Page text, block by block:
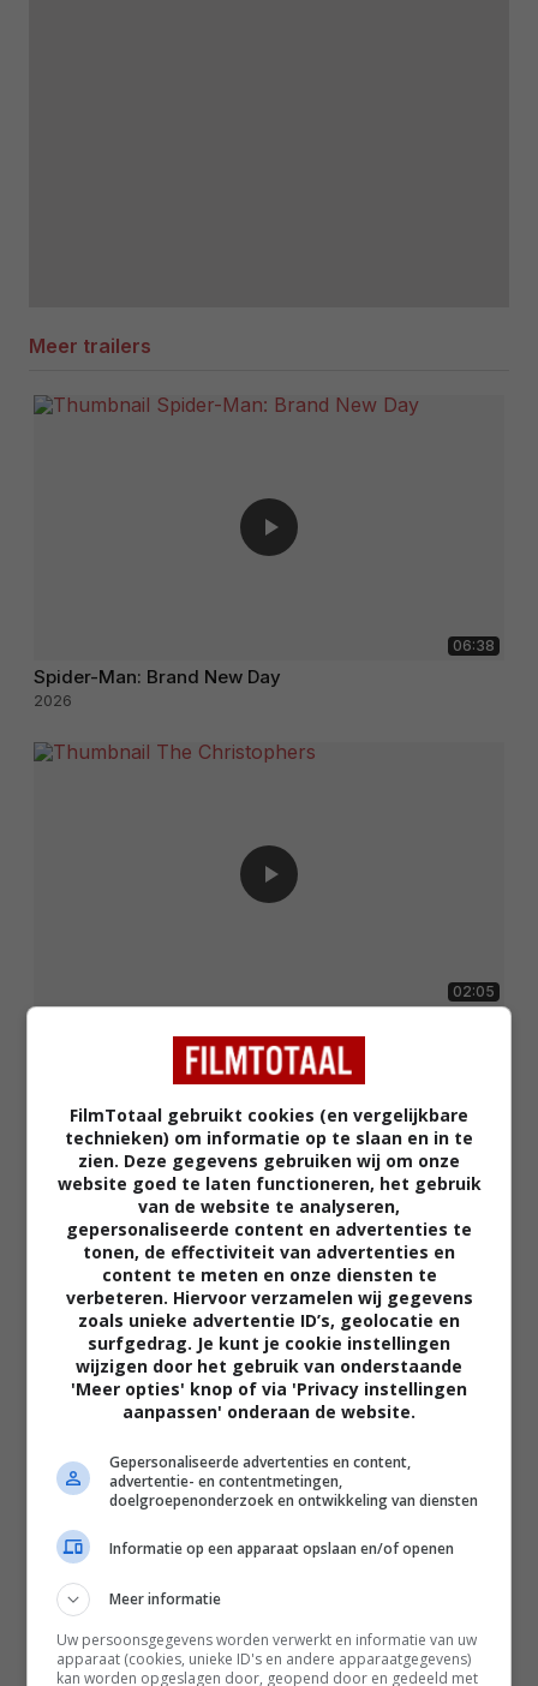
Meer trailers
06:38
Spider-Man: Brand New Day
2026
02:05
The Uprising
FilmTotaal gebruikt cookies (en vergelijkbare
technieken) om informatie op te slaan en in te
zien. Deze gegevens gebruiken wij om onze
website goed te laten functioneren, het gebruik
van de website te analyseren,
gepersonaliseerde content en advertenties te
tonen, de effectiviteit van advertenties en
content te meten en onze diensten te
verbeteren. Hiervoor verzamelen wij gegevens
zoals unieke advertentie ID’s, geolocatie en
surfgedrag. Je kunt je cookie instellingen
wijzigen door het gebruik van onderstaande
'Meer opties' knop of via 'Privacy instellingen
aanpassen' onderaan de website.
Gepersonaliseerde advertenties en content,
advertentie- en contentmetingen,
doelgroepenonderzoek en ontwikkeling van diensten
Informatie op een apparaat opslaan en/of openen
Meer informatie
Uw persoonsgegevens worden verwerkt en informatie van uw
apparaat (cookies, unieke ID's en andere apparaatgegevens)
kan worden opgeslagen door, geopend door en gedeeld met